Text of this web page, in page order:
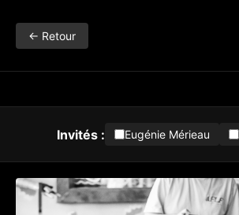
← Retour
Invités : Eugénie Mérieau